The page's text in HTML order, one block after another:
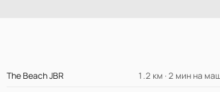
The Beach JBR 1.2 км · 2 мин на